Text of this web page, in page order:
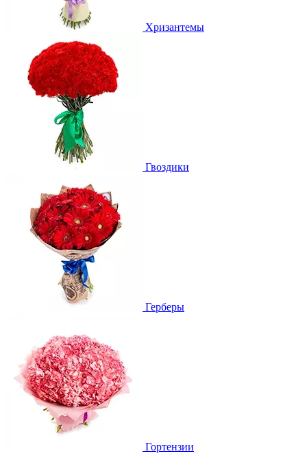
Хризантемы
Гвоздики
Герберы
Гортензии